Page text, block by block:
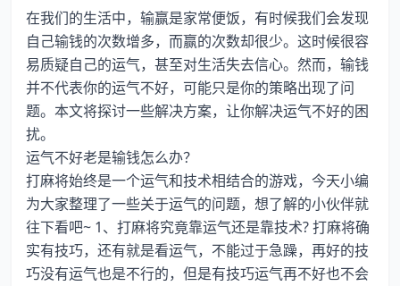
在我们的生活中，输赢是家常便饭，有时候我们会发现
自己输钱的次数增多，而赢的次数却很少。这时候很容
易质疑自己的运气，甚至对生活失去信心。然而，输钱
并不代表你的运气不好，可能只是你的策略出现了问
题。本文将探讨一些解决方案，让你解决运气不好的困
扰。
运气不好老是输钱怎么办？
打麻将始终是一个运气和技术相结合的游戏，今天小编
为大家整理了一些关于运气的问题，想了解的小伙伴就
往下看吧~ 1、打麻将究竟靠运气还是靠技术? 打麻将确
实有技巧，还有就是看运气，不能过于急躁，再好的技
巧没有运气也是不行的，但是有技巧运气再不好也不会